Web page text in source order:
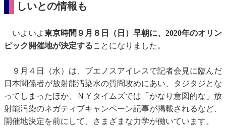
しいとの情報も
いよいよ東京時間９月８日（日）早朝に、2020年のオリン
ピック開催地が決定することになりました。
９月４日（水）は、ブエノスアイレスで記者会見に臨んだ
日本関係者が放射能汚染水の質問攻めにあい、タジタジとな
ってしまったほか、ＮＹタイムズでは「かなり意図的な」放
射能汚染のネガティブキャンペーン記事が掲載されるなど、
開催地決定を前にして、さまざまな力学が働いています。